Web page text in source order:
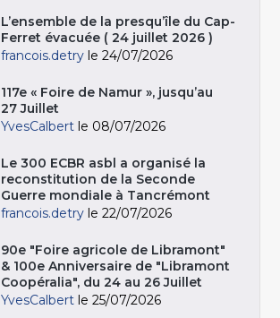
L’ensemble de la presqu’île du Cap-
Ferret évacuée ( 24 juillet 2026 )
francois.detry le 24/07/2026
117e « Foire de Namur », jusqu’au
27 Juillet
YvesCalbert le 08/07/2026
Le 300 ECBR asbl a organisé la
reconstitution de la Seconde
Guerre mondiale à Tancrémont
francois.detry le 22/07/2026
90e "Foire agricole de Libramont"
& 100e Anniversaire de "Libramont
Coopéralia", du 24 au 26 Juillet
YvesCalbert le 25/07/2026